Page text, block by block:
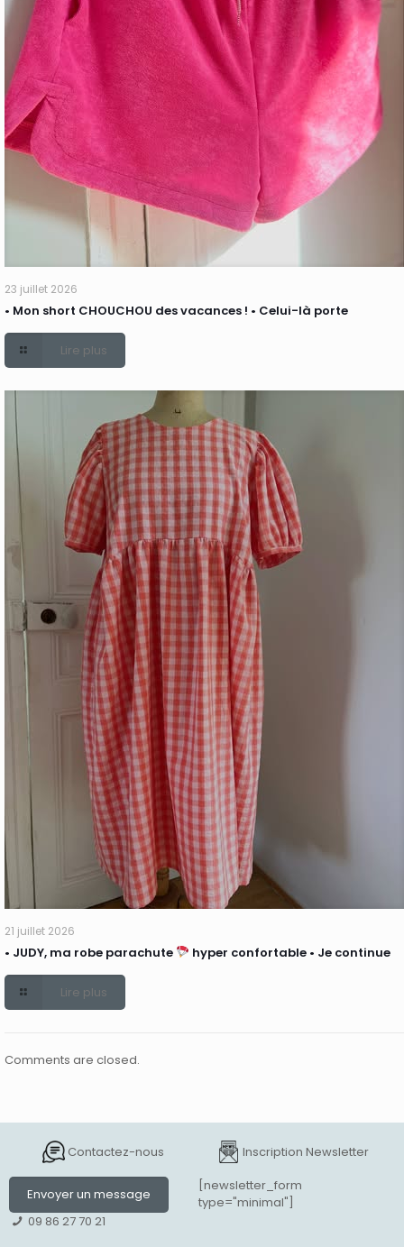
23 juillet 2026
• Mon short CHOUCHOU des vacances ! • Celui-là porte
Lire plus
21 juillet 2026
• JUDY, ma robe parachute hyper confortable • Je continue
Lire plus
Comments are closed.
Contactez-nous
Envoyer un message
09 86 27 70 21
Inscription Newsletter
[newsletter_form
type="minimal"]